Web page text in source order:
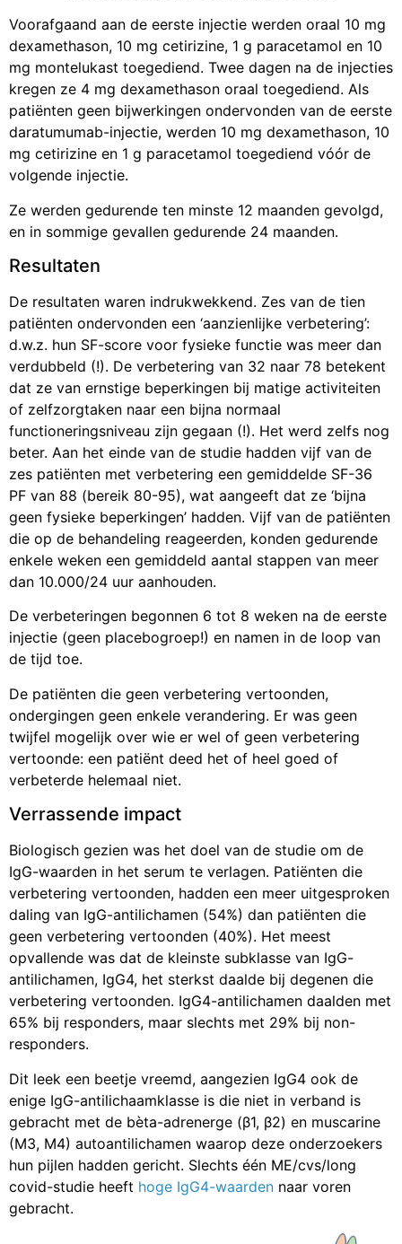
Voorafgaand aan de eerste injectie werden oraal 10 mg
dexamethason, 10 mg cetirizine, 1 g paracetamol en 10
mg montelukast toegediend. Twee dagen na de injecties
kregen ze 4 mg dexamethason oraal toegediend. Als
patiënten geen bijwerkingen ondervonden van de eerste
daratumumab-injectie, werden 10 mg dexamethason, 10
mg cetirizine en 1 g paracetamol toegediend vóór de
volgende injectie.
Ze werden gedurende ten minste 12 maanden gevolgd,
en in sommige gevallen gedurende 24 maanden.
Resultaten
De resultaten waren indrukwekkend. Zes van de tien
patiënten ondervonden een ‘aanzienlijke verbetering’:
d.w.z. hun SF-score voor fysieke functie was meer dan
verdubbeld (!). De verbetering van 32 naar 78 betekent
dat ze van ernstige beperkingen bij matige activiteiten
of zelfzorgtaken naar een bijna normaal
functioneringsniveau zijn gegaan (!). Het werd zelfs nog
beter. Aan het einde van de studie hadden vijf van de
zes patiënten met verbetering een gemiddelde SF-36
PF van 88 (bereik 80-95), wat aangeeft dat ze ‘bijna
geen fysieke beperkingen’ hadden. Vijf van de patiënten
die op de behandeling reageerden, konden gedurende
enkele weken een gemiddeld aantal stappen van meer
dan 10.000/24 uur aanhouden.
De verbeteringen begonnen 6 tot 8 weken na de eerste
injectie (geen placebogroep!) en namen in de loop van
de tijd toe.
De patiënten die geen verbetering vertoonden,
ondergingen geen enkele verandering. Er was geen
twijfel mogelijk over wie er wel of geen verbetering
vertoonde: een patiënt deed het of heel goed of
verbeterde helemaal niet.
Verrassende impact
Biologisch gezien was het doel van de studie om de
IgG-waarden in het serum te verlagen. Patiënten die
verbetering vertoonden, hadden een meer uitgesproken
daling van IgG-antilichamen (54%) dan patiënten die
geen verbetering vertoonden (40%). Het meest
opvallende was dat de kleinste subklasse van IgG-
antilichamen, IgG4, het sterkst daalde bij degenen die
verbetering vertoonden. IgG4-antilichamen daalden met
65% bij responders, maar slechts met 29% bij non-
responders.
Dit leek een beetje vreemd, aangezien IgG4 ook de
enige IgG-antilichaamklasse is die niet in verband is
gebracht met de bèta-adrenerge (β1, β2) en muscarine
(M3, M4) autoantilichamen waarop deze onderzoekers
hun pijlen hadden gericht. Slechts één ME/cvs/long
covid-studie heeft hoge IgG4-waarden naar voren
gebracht.